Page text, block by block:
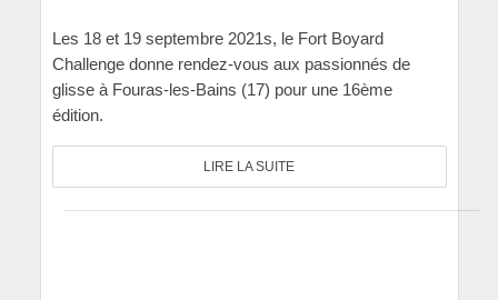
Les 18 et 19 septembre 2021s, le Fort Boyard
Challenge donne rendez-vous aux passionnés de
glisse à Fouras-les-Bains (17) pour une 16ème
édition.
LIRE LA SUITE